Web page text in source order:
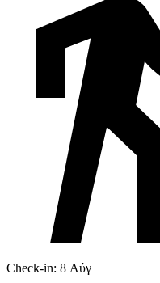
Check-in: 8 Αύγ